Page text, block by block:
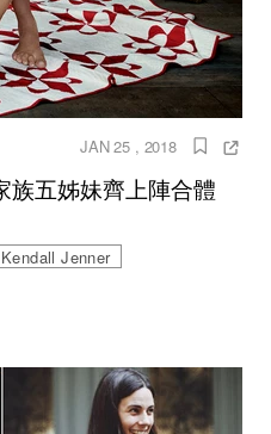
JAN 25 , 2018
族五姊妹齊上陣合體
Kendall Jenner